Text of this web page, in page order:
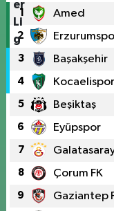
1 Amed
2
3 Başakşehir
4 Kocaelispor
5 Beşiktaş
6 Eyüpspor
7
8 Çorum FK
9 Gaziantep